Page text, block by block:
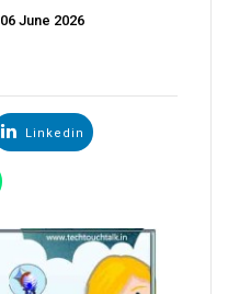
06 June 2026
Linkedin